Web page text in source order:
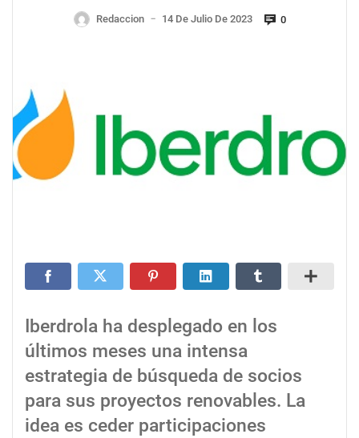
Redaccion — 14 De Julio De 2023 0
Iberdrola ha desplegado en los
últimos meses una intensa
estrategia de búsqueda de socios
para sus proyectos renovables. La
idea es ceder participaciones